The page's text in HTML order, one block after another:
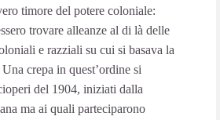
timore del potere coloniale:
trovare alleanze al di là delle
e razziali su cui si basava la
crepa in quest’ordine si
del 1904, iniziati dalla
ma ai quali parteciparono